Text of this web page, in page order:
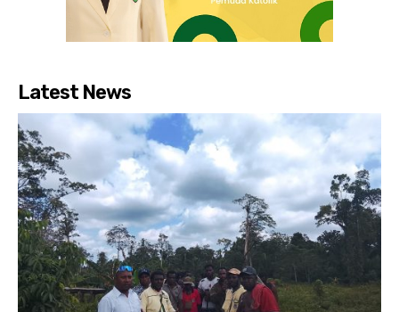
Latest News